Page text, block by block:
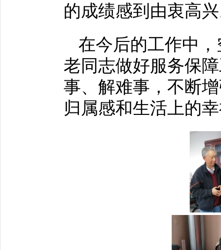
的成绩感到由衷高
在今后的工作中
老同志做好服务保
事、解难事，不断
归属感和生活上的